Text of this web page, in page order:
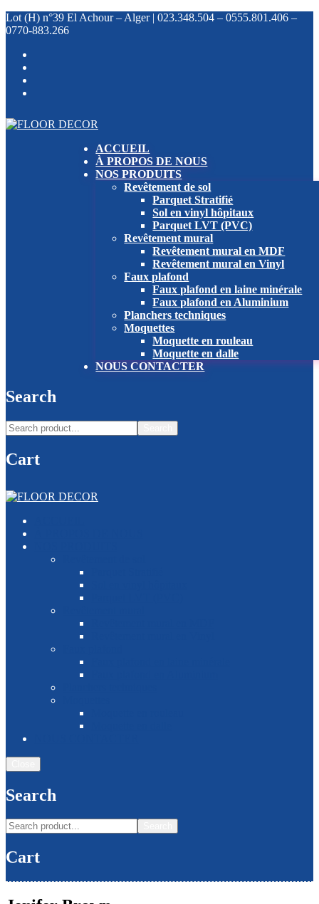
Lot (H) n°39 El Achour – Alger | 023.348.504 – 0555.801.406 –
0770-883.266
ACCUEIL
À PROPOS DE NOUS
NOS PRODUITS
Revêtement de sol
Parquet Stratifié
Sol en vinyl hôpitaux
Parquet LVT (PVC)
Revêtement mural
Revêtement mural en MDF
Revêtement mural en Vinyl
Faux plafond
Faux plafond en laine minérale
Faux plafond en Aluminium
Planchers techniques
Moquettes
Moquette en rouleau
Moquette en dalle
NOUS CONTACTER
Search
Cart
Search
Cart